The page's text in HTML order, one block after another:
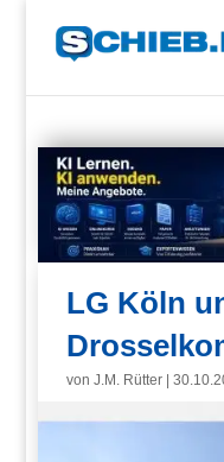
LG Köln
vonJ.M. Rütter |